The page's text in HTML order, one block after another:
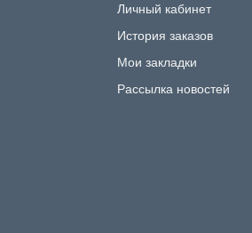
Личный кабинет
История заказов
Мои закладки
Рассылка новостей